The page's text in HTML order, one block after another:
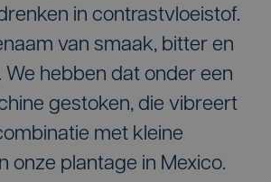
in contrastvloeistof.
van smaak, bitter en
We hebben dat onder een
gestoken, die vibreert
met kleine
onze plantage in Mexico.